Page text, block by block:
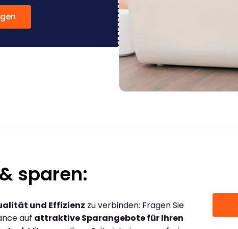
sparen:
und Effizienz zu verbinden: Fragen Sie
auf attraktive Sparangebote für Ihren